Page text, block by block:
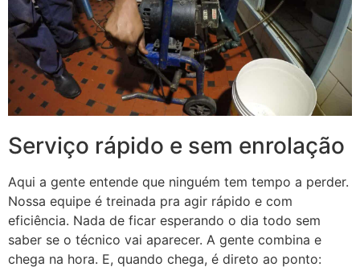
Serviço rápido e sem enrolação
Aqui a gente entende que ninguém tem tempo a perder.
Nossa equipe é treinada pra agir rápido e com
eficiência. Nada de ficar esperando o dia todo sem
saber se o técnico vai aparecer. A gente combina e
chega na hora. E, quando chega, é direto ao ponto: